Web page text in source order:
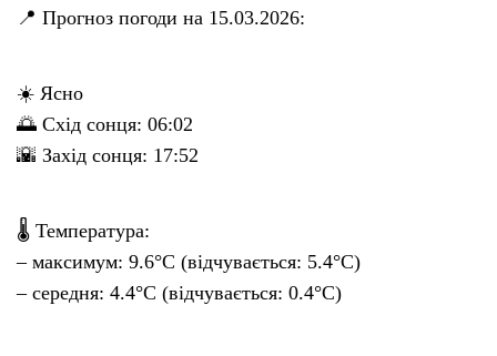
📍 Прогноз погоди на 15.03.2026:
☀️ Ясно
🌅 Схід сонця: 06:02
🌇 Захід сонця: 17:52
🌡 Температура:
– максимум: 9.6°C (відчувається: 5.4°C)
– середня: 4.4°C (відчувається: 0.4°C)